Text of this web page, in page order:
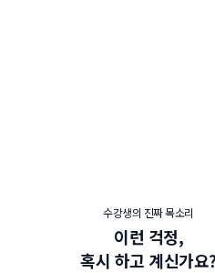
수강생의 진짜 목소리
이런 걱정,
혹시 하고 계신가요